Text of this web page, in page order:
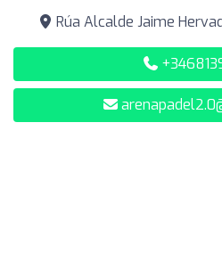
Rúa Alcalde Jaime